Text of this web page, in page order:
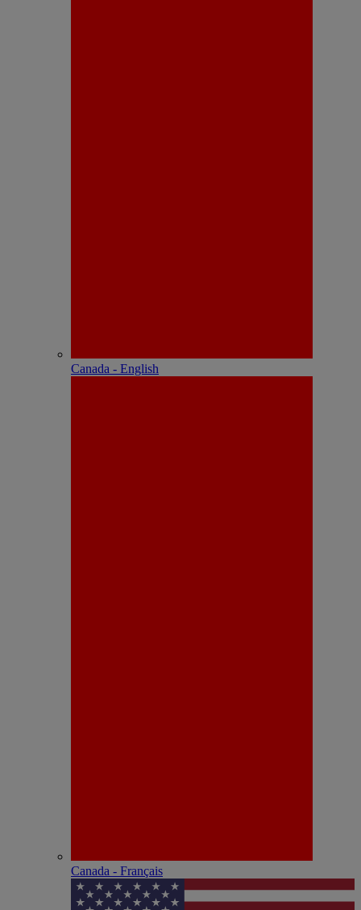
Canada - English
Canada - Français